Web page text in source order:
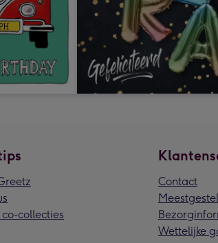
collecties
Contact
Wettelijke